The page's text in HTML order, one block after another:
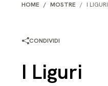
HOME MOSTRE I LIGURI
CONDIVIDI
I Liguri